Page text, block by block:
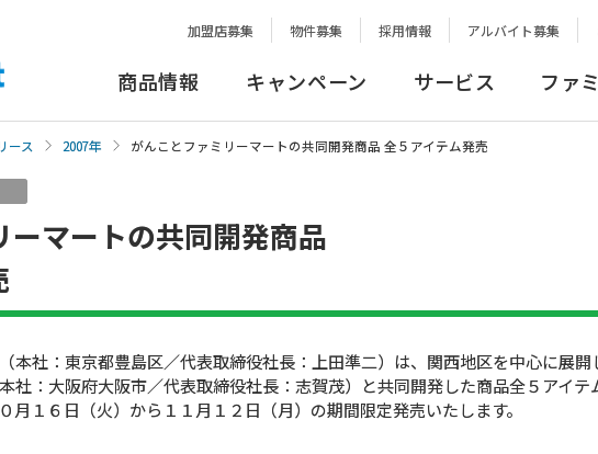
加盟店募集 物件募集 採用情報 アルバイト募集
商品情報 キャンペーン サービス ファ
ース 2007年 がんことファミリーマートの共同開発商品 全５アイテム発売
ーマートの共同開発商品
本社：東京都豊島区／代表取締役社長：上田準二）は、関西地区を中心に展
社：大阪府大阪市／代表取締役社長：志賀茂）と共同開発した商品全５アイ
月１６日（火）から１１月１２日（月）の期間限定発売いたします。